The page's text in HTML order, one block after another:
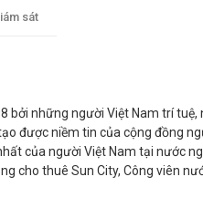
sát
bởi những người Việt Nam trí tuệ,
được niềm tin của cộng đồng
của người Việt Nam tại nước
cho thuê Sun City, Công viên